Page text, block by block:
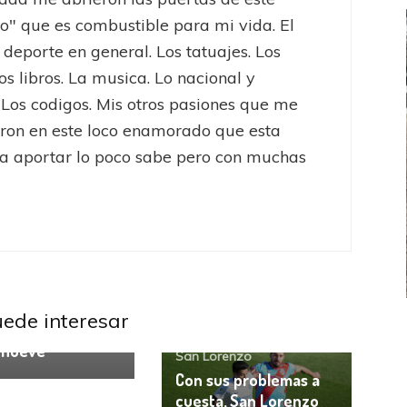
que es combustible para mi vida. El
en general. Los tatuajes. Los
libros. La musica. Lo nacional y
codigos. Mis otros pasiones que me
en este loco enamorado que esta
aportar lo poco sabe pero con muchas
interesar
nueve no pudo
San Lorenzo
Con sus problemas a
cuesta, San Lorenzo
COSTA
ante su gente
OTRAS LIGAS FEM
Tiro se quedó con la primera semifinal